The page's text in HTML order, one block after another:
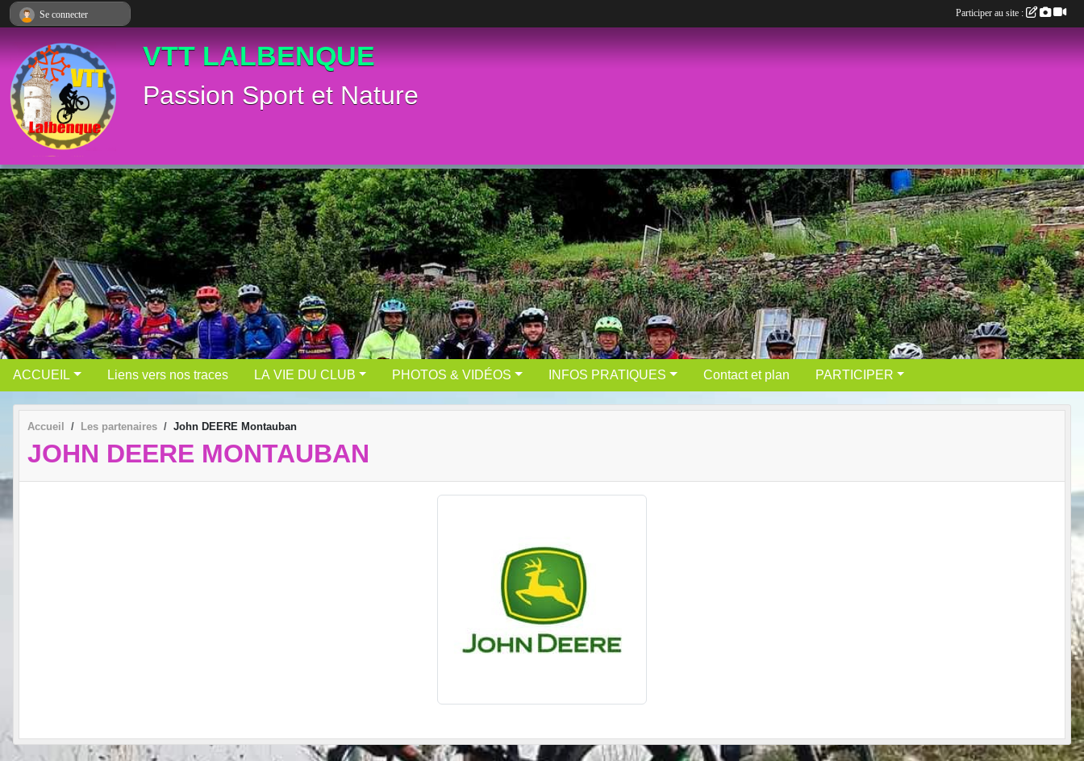
VTT LALBENQUE
Passion Sport et Nature
ACCUEIL Liens vers nos traces LA VIE DU CLUB PHOTOS & VIDÉOS INFOS PRATIQUES Contact et plan PARTICIPER
Accueil Les partenaires John DEERE Montauban
JOHN DEERE MONTAUBAN
Se connecter Participer au site :
Panneau de gestion des cookies